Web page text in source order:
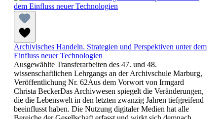
Archivisches Handeln. Strategien und Perspektiven unter dem
Einfluss neuer Technologien
Ausgewählte Transferarbeiten des 47. und 48.
wissenschaftlichen Lehrgangs an der Archivschule Marburg,
Veröffentlichung Nr. 62Aus dem Vorwort von Irmgard
Christa BeckerDas Archivwesen spiegelt die Veränderungen,
die die Lebenswelt in den letzten zwanzig Jahren tiefgreifend
beeinflusst haben. Die Nutzung digitaler Medien hat alle